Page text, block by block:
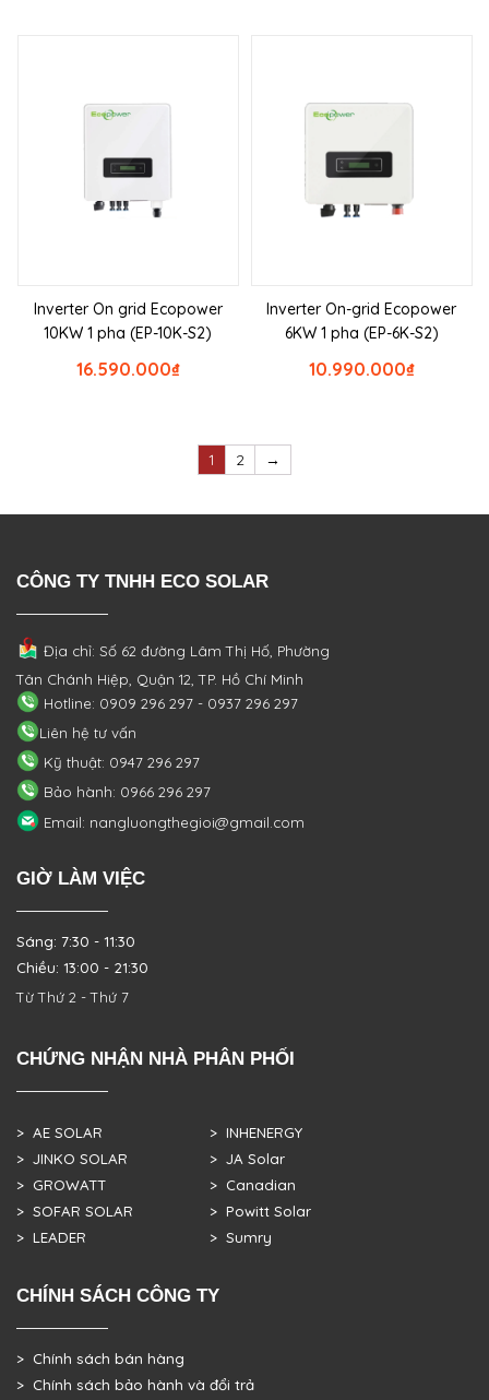
Inverter On grid Ecopower
10KW 1 pha (EP-10K-S2)
₫
16.590.000
Inverter On-grid Ecopower
6KW 1 pha (EP-6K-S2)
₫
10.990.000
1 2 →
CÔNG TY TNHH ECO SOLAR
Địa chỉ: Số 62 đường Lâm Thị Hố, Phường
Tân Chánh Hiệp, Quận 12, TP. Hồ Chí Minh
Hotline: 0909 296 297 - 0937 296 297
Liên hệ tư vấn
Kỹ thuật: 0947 296 297
Bảo hành: 0966 296 297
Email: nangluongthegioi@gmail.com
GIỜ LÀM VIỆC
Sáng: 7:30 - 11:30
Chiều: 13:00 - 21:30
Từ Thứ 2 - Thứ 7
CHỨNG NHẬN NHÀ PHÂN PHỐI
> AE SOLAR
> JINKO SOLAR
> GROWATT
> SOFAR SOLAR
> LEADER
> INHENERGY
> JA Solar
> Canadian
> Powitt Solar
> Sumry
CHÍNH SÁCH CÔNG TY
> Chính sách bán hàng
> Chính sách bảo hành và đổi trả